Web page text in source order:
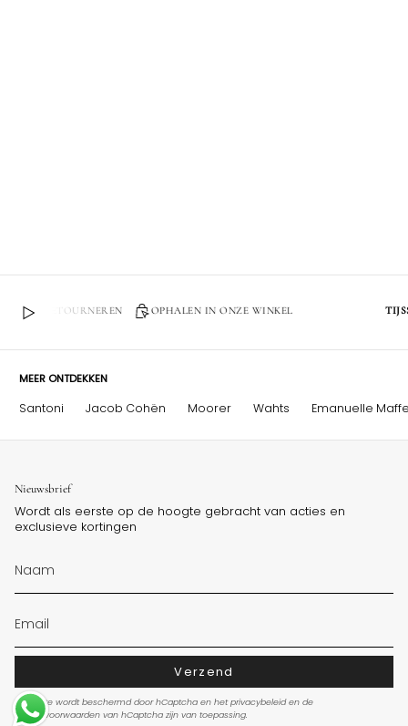
EN RETOURNEREN OPHALEN IN ONZE WINKEL
MEER ONTDEKKEN
Santoni Jacob Cohën Moorer Wahts Emanuelle
Nieuwsbrief
Wordt als eerste op de hoogte gebracht van acties en
exclusieve kortingen
Verzend
Deze site wordt beschermd door hCaptcha en hetprivacybeleiden de
servicevoorwaarden van hCaptcha zijn van toepassing.